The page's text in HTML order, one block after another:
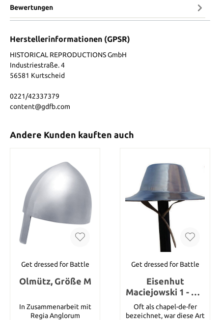
Bewertungen
Herstellerinformationen (GPSR)
HISTORICAL REPRODUCTIONS GmbH
Industriestraße. 4
56581 Kurtscheid
0221/42337379
content@gdfb.com
Andere Kunden kauften auch
Get dressed for Battle
Olmütz, Größe M
In Zusammenarbeit mit
Regia Anglorum
Get dressed for Battle
Eisenhut
Maciejowski 1 - um
1250, Größe M
Oft als chapel-de-fer
bezeichnet, war diese Art